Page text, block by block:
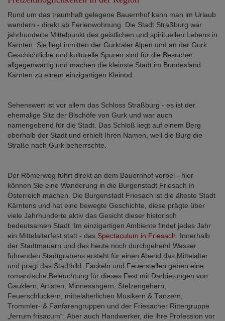
Rund um das traumhaft gelegene Bauernhof kann man im Urlaub
wandern - direkt ab Ferienwohnung. Die Stadt Straßburg war
jahrhunderte Mittelpunkt des geistlichen und spirituellen Lebens in
Kärnten. Sie liegt inmitten der Gurktaler Alpen und an der Gurk.
Geschichtliche und kulturelle Spuren sind für die Besucher
allgegenwärtig und machen die kleinste Stadt im Bundesland
Kärnten zu einem einzigartigen Kleinod.
Sehenswert ist vor allem das Schloss Straßburg - es ist der
ehemalige Sitz der Bischöfe von Gurk und war auch
namengebend für die Stadt. Das Schloß liegt auf einem Berg
oberhalb der Stadt und erhielt Ihren Namen, weil die Burg die
Straße nach Gurk beherrschte.
Der Römerweg führt direkt an dem Bauernhof vorbei - hier
können Sie eine Wanderung in die Burgenstadt Friesach in
Österreich machen. Die Burgenstadt Friesach ist die älteste Stadt
Kärntens und hat eine bewegte Geschichte, diese prägte über
viele Jahrhunderte aktiv das Gesicht dieser historisch
bedeutsamen Stadt. Im einzigartigen Ambiente findet jedes Jahr
ein Mittelalterfest statt - das Spectaculum in Friesach . Innerhalb
der Stadtmauern und des heute noch durchgehend Wasser
führenden Stadtgrabens ersteht für einen Abend das Mittelalter
und prägt das Stadtbild. Fackeln und Feuerstellen geben eine
romantische Beleuchtung für dieses Fest mit Darbietungen von
Gauklern, Artisten, Minnesängern, Stelzengehern,
Feuerschluckern, mittelalterlichen Musikern & Tänzern,
Trommler- & Fanfarengruppen und der Friesacher Rittergruppe
„ferrum frisacum“. Aber auch Handwerker, die ihre Profession vor